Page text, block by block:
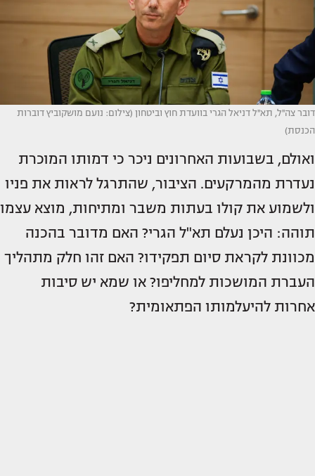
דובר צה''ל, תא''ל דניאל הגרי בוועדת חוץ וביטחון (צילום: נועם מושקוביץ דוברות
הכנסת)
ואולם, בשבועות האחרונים ניכר כי דמותו המוכרת
נעדרת מהמרקעים. הציבור, שהתרגל לראות את פניו
ולשמוע את קולו בעתות משבר ומתיחות, מוצא עצמו
תוהה: היכן נעלם תא"ל הגרי? האם מדובר בהכנה
מכוונת לקראת סיום תפקידו? האם זהו חלק מתהליך
העברת המושכות למחליפו? או שמא יש סיבות
אחרות להיעלמותו הפתאומית?